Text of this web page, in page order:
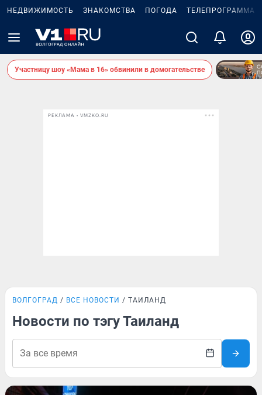
НЕДВИЖИМОСТЬ ЗНАКОМСТВА ПОГОДА ТЕЛЕПРОГРАММА
Участницу шоу «Мама в 16» обвинили в домогательстве
РЕКЛАМА • VMZKO.RU
ВОЛГОГРАД ВСЕ НОВОСТИ ТАИЛАНД
Новости по тэгу Таиланд